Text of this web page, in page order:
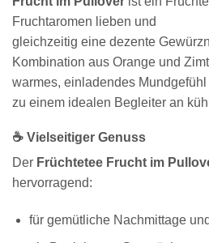
Fruchtaromen lieben und
gleichzeitig eine dezente
Kombination aus Orange und
warmes, einladendes
zu einem idealen Begleiter an
☕ Vielseitiger Genuss
Der Früchtetee Frucht im
hervorragend:
für gemütliche Nachmittage